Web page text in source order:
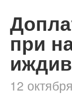
при
12